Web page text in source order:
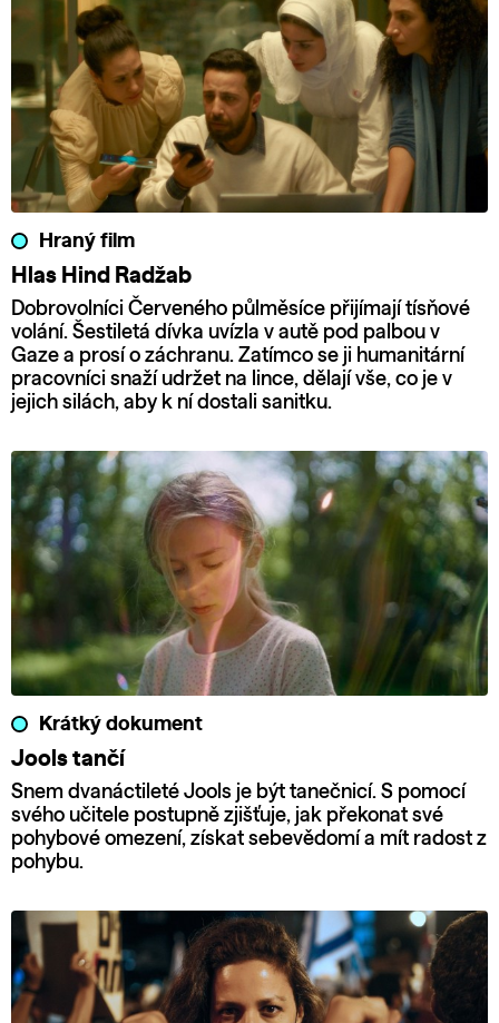
Hraný film
Hlas Hind Radžab
Dobrovolníci Červeného půlměsíce přijímají tísňové
volání. Šestiletá dívka uvízla v autě pod palbou v
Gaze a prosí o záchranu. Zatímco se ji humanitární
pracovníci snaží udržet na lince, dělají vše, co je v
jejich silách, aby k ní dostali sanitku.
Krátký dokument
Jools tančí
Snem dvanáctileté Jools je být tanečnicí. S pomocí
svého učitele postupně zjišťuje, jak překonat své
pohybové omezení, získat sebevědomí a mít radost z
pohybu.